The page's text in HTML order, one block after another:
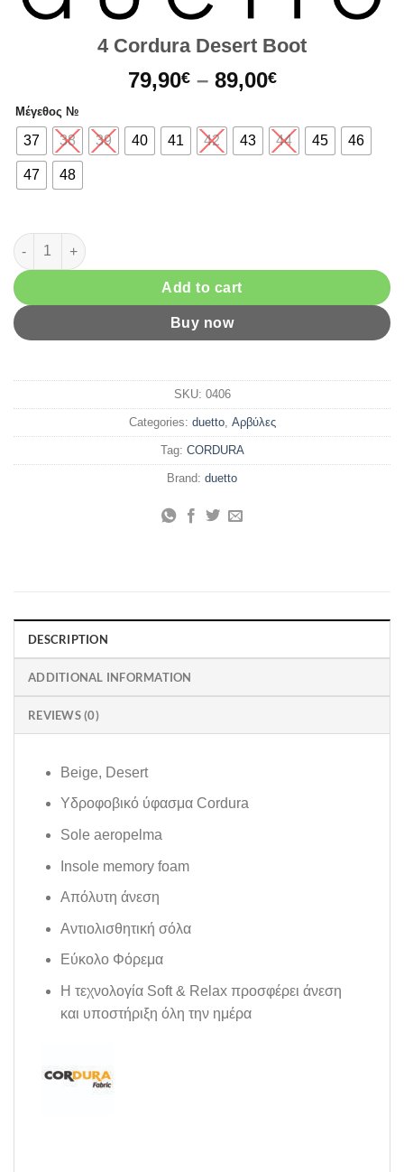
4 Cordura Desert Boot
79,90€ – 89,00€Price
79,90€
through
Μέγεθος №
37 38 39 40 41 42 43 44 45 46
47 48
4 Cordura Desert Boot quantity
Add to cart
Buy now
SKU: 0406
Categories: duetto, Αρβύλες
Tag: CORDURA
Brand: duetto
DESCRIPTION
ADDITIONAL INFORMATION
REVIEWS (0)
Beige, Desert
Υδροφοβικό ύφασμα Cordura
Sole aeropelma
Insole memory foam
Aπόλυτη άνεση
Aντιολισθητική σόλα
Εύκολο Φόρεμα
Η τεχνολογία Soft & Relax προσφέρει άνεση
και υποστήριξη όλη την ημέρα